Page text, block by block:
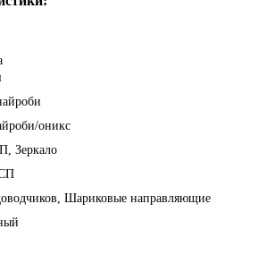
оникс
Зеркало
Шариковые направляющие